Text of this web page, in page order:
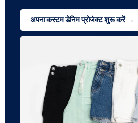
अपना कस्टम डेनिम प्रोजेक्ट शुरू करें →